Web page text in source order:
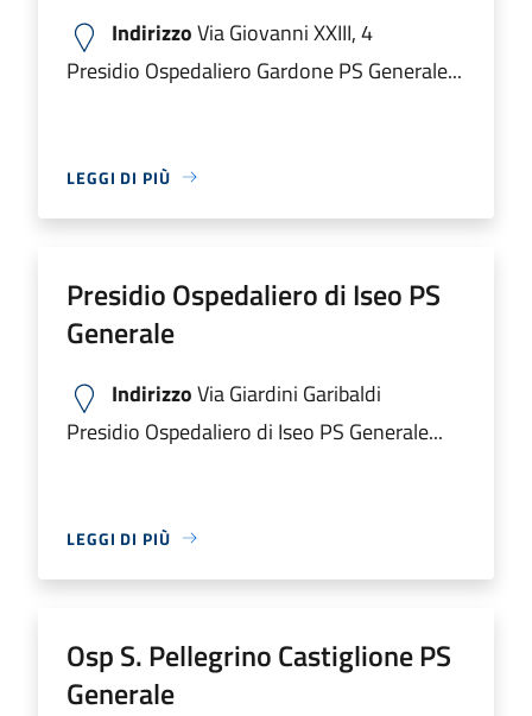
IndirizzoVia Giovanni XXIII, 4
Presidio Ospedaliero Gardone PS Generale...
LEGGI DI PIÙ
Presidio Ospedaliero di Iseo PS
Generale
IndirizzoVia Giardini Garibaldi
Presidio Ospedaliero di Iseo PS Generale...
LEGGI DI PIÙ
Osp S. Pellegrino Castiglione PS
Generale